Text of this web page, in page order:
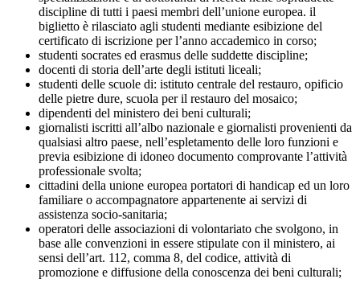
discipline di tutti i paesi membri dell’unione europea. il
biglietto è rilasciato agli studenti mediante esibizione del
certificato di iscrizione per l’anno accademico in corso;
studenti socrates ed erasmus delle suddette discipline;
docenti di storia dell’arte degli istituti liceali;
studenti delle scuole di: istituto centrale del restauro, opificio
delle pietre dure, scuola per il restauro del mosaico;
dipendenti del ministero dei beni culturali;
giornalisti iscritti all’albo nazionale e giornalisti provenienti da
qualsiasi altro paese, nell’espletamento delle loro funzioni e
previa esibizione di idoneo documento comprovante l’attività
professionale svolta;
cittadini della unione europea portatori di handicap ed un loro
familiare o accompagnatore appartenente ai servizi di
assistenza socio-sanitaria;
operatori delle associazioni di volontariato che svolgono, in
base alle convenzioni in essere stipulate con il ministero, ai
sensi dell’art. 112, comma 8, del codice, attività di
promozione e diffusione della conoscenza dei beni culturali;